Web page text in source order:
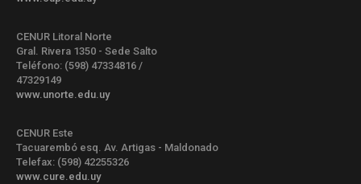
CENUR Litoral Norte
Gral. Rivera 1350 - Sede Salto
Teléfono: (598) 47334816 /
47329149
www.unorte.edu.uy
CENUR Este
Tacuarembó esq. Av. Artigas - Maldonado
Telefax: (598) 42255326
www.cure.edu.uy